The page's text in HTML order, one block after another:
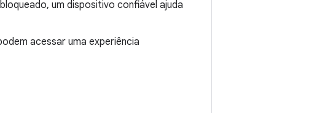
um dispositivo confiável ajuda
acessar uma experiência